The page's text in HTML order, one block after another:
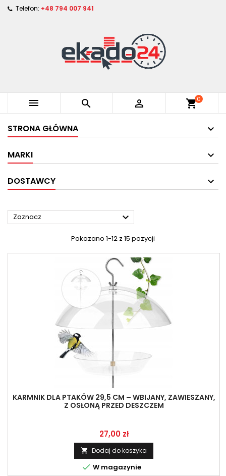
Telefon: +48 794 007 941
   shopping_cart0
STRONA GŁÓWNA
MARKI
DOSTAWCY
Zaznacz 
Pokazano 1-12 z 15 pozycji
KARMNIK DLA PTAKÓW 29,5 CM – WBIJANY, ZAWIESZANY,
Z OSŁONĄ PRZED DESZCZEM
Cena
27,00 zł
 Dodaj do koszyka
 W magazynie